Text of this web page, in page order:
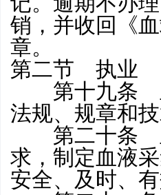
销，并收回《
章。
第二节 执业
第十九条 血
法规、规章和
第二十条 血
求，制定血液
安全、及时、